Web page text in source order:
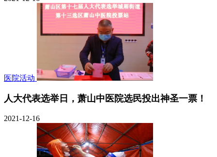
医院活动
人大代表选举日，萧山中医院选民投出神圣一票！
2021-12-16